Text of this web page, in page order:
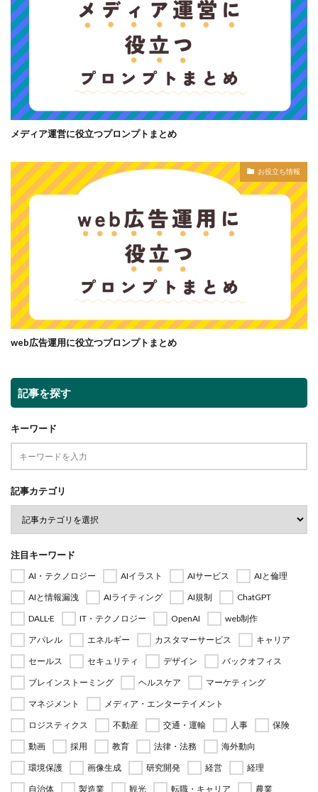
メディア運営に役立つプロンプトまとめ
お役立ち情報
web広告運用に役立つプロンプトまとめ
記事を探す
キーワード
記事カテゴリ
注目キーワード
AI・テクノロジー AIイラスト AIサービス
AIと倫理
AIと情報漏洩
AIライティング AI規制
ChatGPT
DALL·E
IT・テクノロジー OpenAI
web制作
アパレル
エネルギー カスタマーサービス
キャリア
セールス
セキュリティ デザイン
バックオフィス
ブレインストーミング
ヘルスケア
マーケティング
マネジメント
メディア・エンターテイメント
ロジスティクス
不動産 交通・運輸 人事
保険
動画
採用 教育 法律・法務
海外動向
環境保護
画像生成 研究開発 経営
経理
自治体
製造業 観光 転職・キャリア 農業